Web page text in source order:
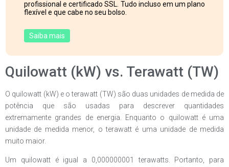
profissional e certificado SSL. Tudo incluso em um plano
flexível e que cabe no seu bolso.
Saiba mais
Quilowatt (kW) vs. Terawatt (TW)
O quilowatt (kW) e o terawatt (TW) são duas unidades de medida de
potência que são usadas para descrever quantidades
extremamente grandes de energia. Enquanto o quilowatt é uma
unidade de medida menor, o terawatt é uma unidade de medida
muito maior.
Um quilowatt é igual a 0,000000001 terawatts. Portanto, para